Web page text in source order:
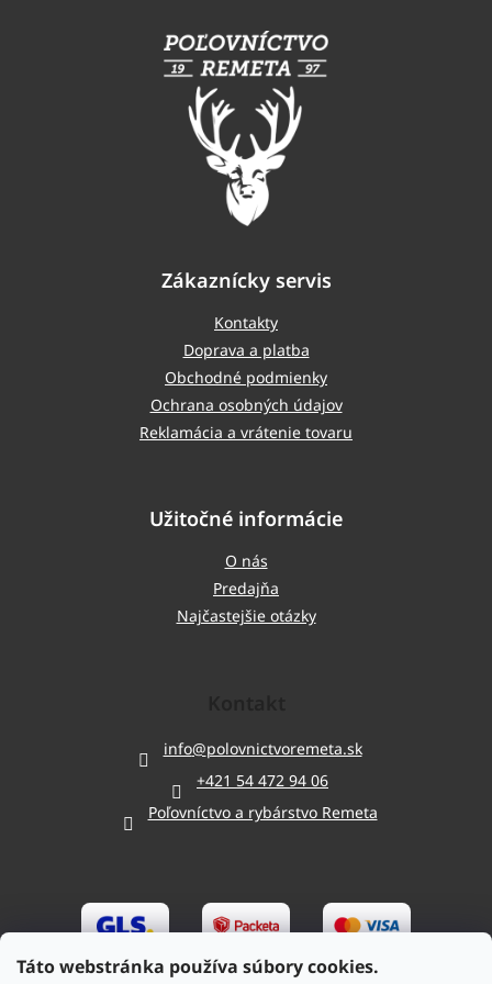
Táto webstránka používa súbory cookies.
Zákaznícky servis
Kontakty
Doprava a platba
Obchodné podmienky
Ochrana osobných údajov
Reklamácia a vrátenie tovaru
Užitočné informácie
O nás
Predajňa
Najčastejšie otázky
info@polovnictvoremeta.sk
+421 54 472 94 06
Poľovníctvo a rybárstvo Remeta